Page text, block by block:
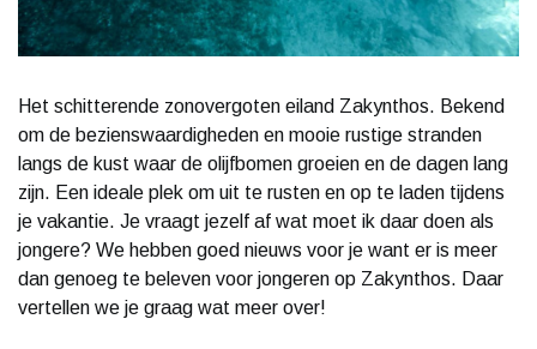
Het schitterende zonovergoten eiland Zakynthos. Bekend
om de bezienswaardigheden en mooie rustige stranden
langs de kust waar de olijfbomen groeien en de dagen lang
zijn. Een ideale plek om uit te rusten en op te laden tijdens
je vakantie. Je vraagt jezelf af wat moet ik daar doen als
jongere? We hebben goed nieuws voor je want er is meer
dan genoeg te beleven voor jongeren op Zakynthos. Daar
vertellen we je graag wat meer over!